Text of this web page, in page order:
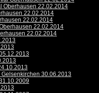
Oberhausen 22.02.2014
22.02.2014
22.02.2014
22.02.2014
22.02.2014
30.06.2013